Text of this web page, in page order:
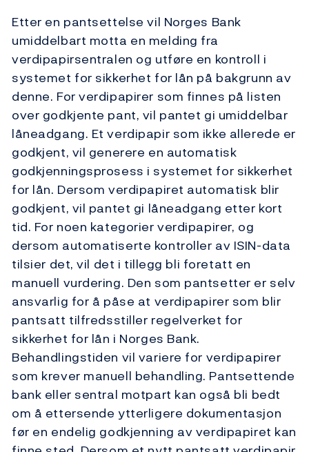
Etter en pantsettelse vil Norges Bank
umiddelbart motta en melding fra
verdipapirsentralen og utføre en kontroll i
systemet for sikkerhet for lån på bakgrunn av
denne. For verdipapirer som finnes på listen
over godkjente pant, vil pantet gi umiddelbar
låneadgang. Et verdipapir som ikke allerede er
godkjent, vil generere en automatisk
godkjenningsprosess i systemet for sikkerhet
for lån. Dersom verdipapiret automatisk blir
godkjent, vil pantet gi låneadgang etter kort
tid. For noen kategorier verdipapirer, og
dersom automatiserte kontroller av ISIN-data
tilsier det, vil det i tillegg bli foretatt en
manuell vurdering. Den som pantsetter er selv
ansvarlig for å påse at verdipapirer som blir
pantsatt tilfredsstiller regelverket for
sikkerhet for lån i Norges Bank.
Behandlingstiden vil variere for verdipapirer
som krever manuell behandling. Pantsettende
bank eller sentral motpart kan også bli bedt
om å ettersende ytterligere dokumentasjon
før en endelig godkjenning av verdipapiret kan